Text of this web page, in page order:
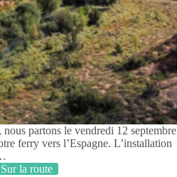
partons le vendredi 12 septembre
ferry vers l’Espagne. L’installation
Sur la route